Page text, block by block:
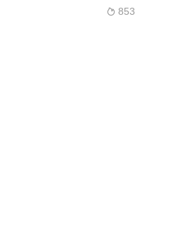
Gaur Lovely Bhati 拉姆·卡普尔
 853